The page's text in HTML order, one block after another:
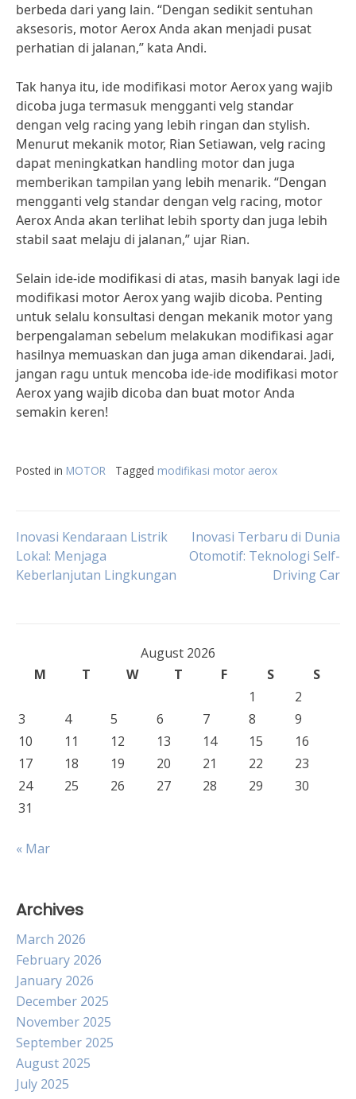
berbeda dari yang lain. “Dengan sedikit sentuhan
aksesoris, motor Aerox Anda akan menjadi pusat
perhatian di jalanan,” kata Andi.
Tak hanya itu, ide modifikasi motor Aerox yang wajib
dicoba juga termasuk mengganti velg standar
dengan velg racing yang lebih ringan dan stylish.
Menurut mekanik motor, Rian Setiawan, velg racing
dapat meningkatkan handling motor dan juga
memberikan tampilan yang lebih menarik. “Dengan
mengganti velg standar dengan velg racing, motor
Aerox Anda akan terlihat lebih sporty dan juga lebih
stabil saat melaju di jalanan,” ujar Rian.
Selain ide-ide modifikasi di atas, masih banyak lagi ide
modifikasi motor Aerox yang wajib dicoba. Penting
untuk selalu konsultasi dengan mekanik motor yang
berpengalaman sebelum melakukan modifikasi agar
hasilnya memuaskan dan juga aman dikendarai. Jadi,
jangan ragu untuk mencoba ide-ide modifikasi motor
Aerox yang wajib dicoba dan buat motor Anda
semakin keren!
Posted in MOTOR Tagged modifikasi motor aerox
Post
navigation
Inovasi Kendaraan Listrik
Lokal: Menjaga
Keberlanjutan Lingkungan
Inovasi Terbaru di Dunia
Otomotif: Teknologi Self-
Driving Car
August 2026
M
T W T F S
S
1
2
3
4 5 6 7 8
9
10
11 12 13 14 15
16
17
18 19 20 21 22
23
24
25 26 27 28 29
30
31
« Mar
Archives
March 2026
February 2026
January 2026
December 2025
November 2025
September 2025
August 2025
July 2025